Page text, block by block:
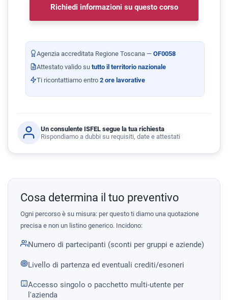
Richiedi informazioni su questo corso
Agenzia accreditata Regione Toscana — OF0058
Attestato valido su tutto il territorio nazionale
Ti ricontattiamo entro 2 ore lavorative
Un consulente ISFEL segue la tua richiesta
Rispondiamo a dubbi su requisiti, date e attestati
Cosa determina il tuo preventivo
Ogni percorso è su misura: per questo ti diamo una quotazione
precisa e non un listino generico. Incidono:
Numero di partecipanti (sconti per gruppi e aziende)
Livello di partenza ed eventuali crediti/esoneri
Accesso singolo o pacchetto multi-utente per
l'azienda